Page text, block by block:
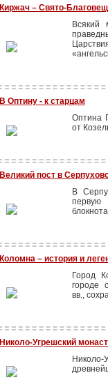
Киржач – Свято-
Всякий
В Оптину - к старцам
Оптина
от
Великий пост в
В
первую
Коломна – история и
Город
городе
вв.,
Николо-Угрешский